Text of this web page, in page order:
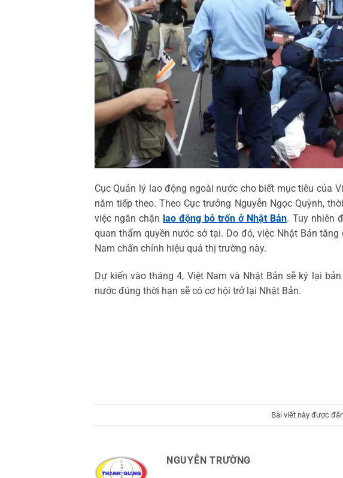
Cục Quản lý lao động ngoài nước cho biết mục tiêu của
năm tiếp theo. Theo Cục trưởng Nguyễn Ngọc Quỳnh,
việc ngăn chặn lao động bỏ trốn ở Nhật Bản. Tuy nhiên
quan thẩm quyền nước sở tại. Do đó, việc Nhật Bản
Nam chấn chỉnh hiệu quả thị trường này.
Dự kiến vào tháng 4, Việt Nam và Nhật Bản sẽ ký lại
nước đúng thời hạn sẽ có cơ hội trở lại Nhật Bản.
Bài viết này được
NGUYỄN TRƯỜNG